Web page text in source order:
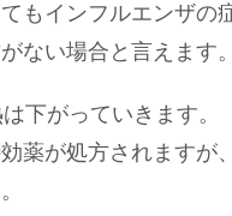
もインフルエンザの
ない場合と言えます。
下がっていきます。
薬が処方されますが